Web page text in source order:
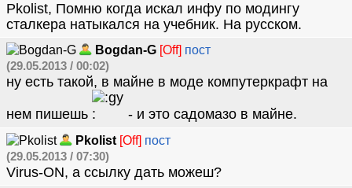
Pkolist, Помню когда искал инфу по модингу
сталкера натыкался на учебник. На русском.
Bogdan-G [Off] пост
(29.05.2013 / 00:02)
ну есть такой, в майне в моде компутеркрафт на
нем пишешь - и это садомазо в майне.
Pkolist [Off] пост
(29.05.2013 / 07:30)
Virus-ON, а ссылку дать можеш?